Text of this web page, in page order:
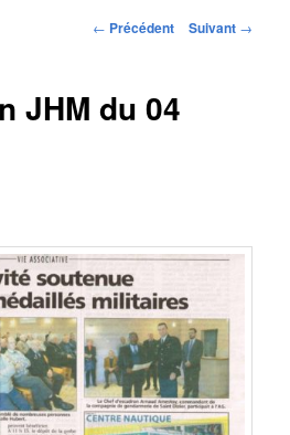
Navigation
← Précédent Suivant →
JHM du 04